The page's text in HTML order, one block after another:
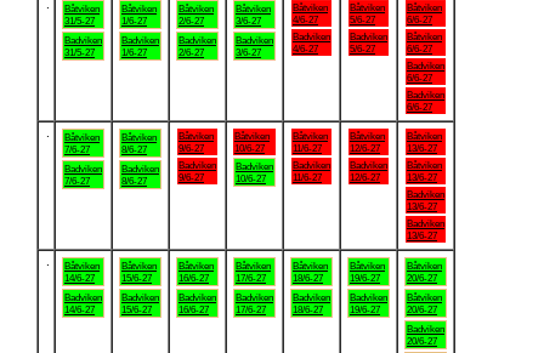
Båtviken
31/5-27
Badviken
31/5-27
Båtviken
1/6-27
Badviken
1/6-27
Båtviken
2/6-27
Badviken
2/6-27
Båtviken
3/6-27
Badviken
3/6-27
Båtviken
4/6-27
Badviken
4/6-27
Båtviken
5/6-27
Badviken
5/6-27
Båtviken
6/6-27
Båtviken
6/6-27
Badviken
6/6-27
Badviken
6/6-27
Båtviken
7/6-27
Badviken
7/6-27
Båtviken
8/6-27
Badviken
8/6-27
Båtviken
9/6-27
Badviken
9/6-27
Båtviken
10/6-27
Badviken
10/6-27
Båtviken
11/6-27
Badviken
11/6-27
Båtviken
12/6-27
Badviken
12/6-27
Båtviken
13/6-27
Båtviken
13/6-27
Badviken
13/6-27
Badviken
13/6-27
Båtviken
14/6-27
Badviken
14/6-27
Båtviken
15/6-27
Badviken
15/6-27
Båtviken
16/6-27
Badviken
16/6-27
Båtviken
17/6-27
Badviken
17/6-27
Båtviken
18/6-27
Badviken
18/6-27
Båtviken
19/6-27
Badviken
19/6-27
Båtviken
20/6-27
Båtviken
20/6-27
Badviken
20/6-27